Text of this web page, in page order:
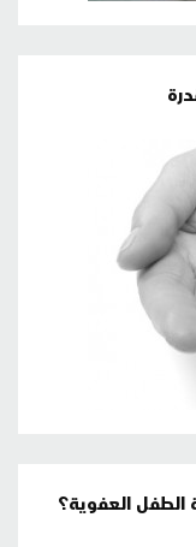
العفوية؟